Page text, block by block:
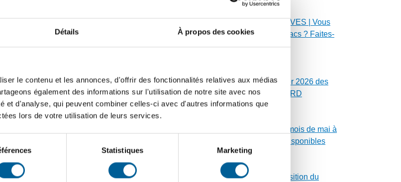
Détails À propos des cookies
le contenu et les annonces, d'offrir des fonctionnalités relatives aux médias
également des informations sur l'utilisation de notre site avec nos
et d'analyse, qui peuvent combiner celles-ci avec d'autres informations que
lors de votre utilisation de leurs services.
Statistiques Marketing
Le Trivent (3, rue
rue de la Patinoire)
DÉPLOIEMENT DES SACS MAUVES | Vous
n’avez pas reçu vos rouleaux de sacs ? Faites-
nous signe !
FOSSES SEPTIQUES | Calendrier 2026 des
vidanges de fosses du secteur NORD
CALENDRIER MUNICIPAL | Les mois de mai à
décembre 2026 sont maintenant disponibles
ÉVALUATION FONCIÈRE | Acquisition du